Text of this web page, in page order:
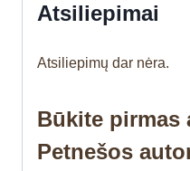
Atsiliepimai
Atsiliepimų dar nėra.
Būkite pirmas
Petnešos